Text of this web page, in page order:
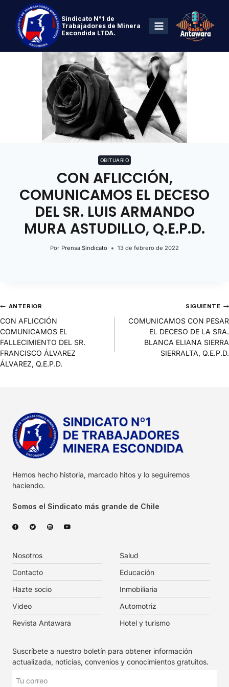
Sindicato N°1 de
Trabajadores de Minera
Escondida LTDA.
OBITUARIO
CON AFLICCIÓN,
COMUNICAMOS EL DECESO
DEL SR. LUIS ARMANDO
MURA ASTUDILLO, Q.E.P.D.
Por Prensa Sindicato 13 de febrero de 2022
ANTERIOR
CON AFLICCIÓN
COMUNICAMOS EL
FALLECIMIENTO DEL SR.
FRANCISCO ÁLVAREZ
ÁLVAREZ, Q.E.P.D.
SIGUIENTE
COMUNICAMOS CON PESAR
EL DECESO DE LA SRA.
BLANCA ELIANA SIERRA
SIERRALTA, Q.E.P.D.
Hemos hecho historia, marcado hitos y lo seguiremos
haciendo.
Somos el Sindicato más grande de Chile
Nosotros
Contacto
Hazte socio
Video
Revista Antawara
Salud
Educación
Inmobiliaria
Automotriz
Hotel y turismo
Suscríbete a nuestro boletín para obtener información
actualizada, noticias, convenios y conocimientos gratuitos.